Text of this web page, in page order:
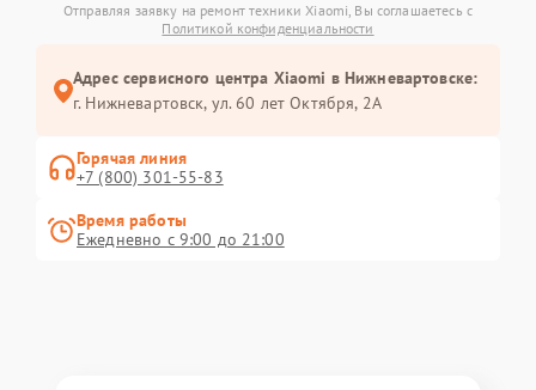
Отправляя заявку на ремонт техники Xiaomi, Вы соглашаетесь с
Политикой конфиденциальности
Адрес сервисного центра Xiaomi в Нижневартовске:
г. Нижневартовск, ул. 60 лет Октября, 2А
Горячая линия
+7 (800) 301-55-83
Время работы
Ежедневно с 9:00 до 21:00